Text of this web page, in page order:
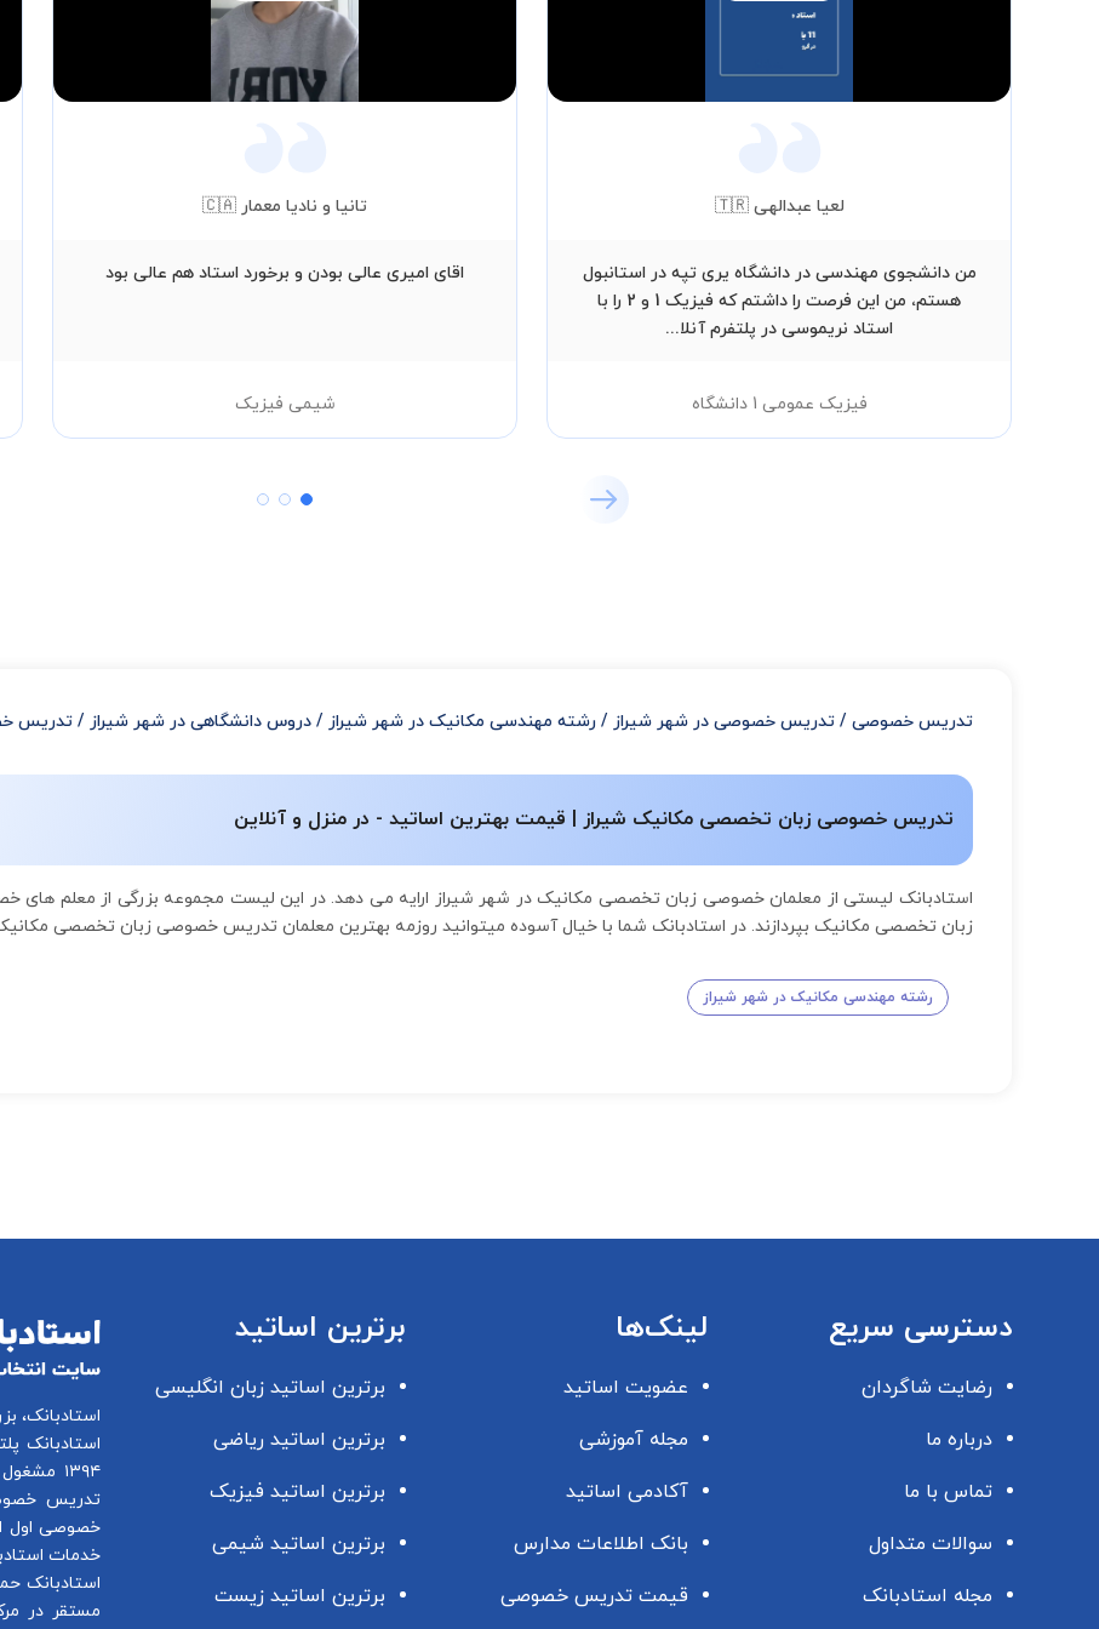
لعیا عبدالهی 🇹🇷
من دانشجوی مهندسی در دانشگاه یری تپه در استانبول
هستم، من این فرصت را داشتم که فیزیک 1 و 2 را با
استاد نریموسی در پلتفرم آنلا...
فیزیک عمومی 1 دانشگاه
Video
تانیا و نادیا معمار 🇨🇦
اقای امیری عالی بودن و برخورد استاد هم عالی بود
شیمی فیزیک
تدریس خصوصی / تدریس خصوصی در شهر شیراز / رشته مهندسی مکانیک در شهر شیراز / دروس دانشگاهی در شهر شیراز / تدریس
تدریس خصوصی زبان تخصصی مکانیک شیراز | قیمت بهترین اساتید - در منزل و آنلاین
استادبانک لیستی از معلمان خصوصی زبان تخصصی مکانیک در شهر شیراز ارایه می دهد. در این لیست مجموعه بزرگی از معلم
زبان تخصصی مکانیک بپردازند. در استادبانک شما با خیال آسوده میتوانید روزمه بهترین معلمان تدریس خصوصی زبان تخصصی
رشته مهندسی مکانیک در شهر شیراز
دسترسی سریع
رضایت شاگردان
درباره ما
تماس با ما
سوالات متداول
مجله استادبانک
لینک‌ها
عضویت اساتید
مجله آموزشی
آکادمی اساتید
بانک اطلاعات مدارس
قیمت تدریس خصوصی
برترین اساتید
برترین اساتید زبان انگلیسی
برترین اساتید ریاضی
برترین اساتید فیزیک
برترین اساتید شیمی
برترین اساتید زیست
استادبانک،
استادبانک
۱۳۹۴ مشغول فعالیت در این زمینه می باشد.
تدریس
خصوصی اول
خدمات
استادبانک
مستقر در